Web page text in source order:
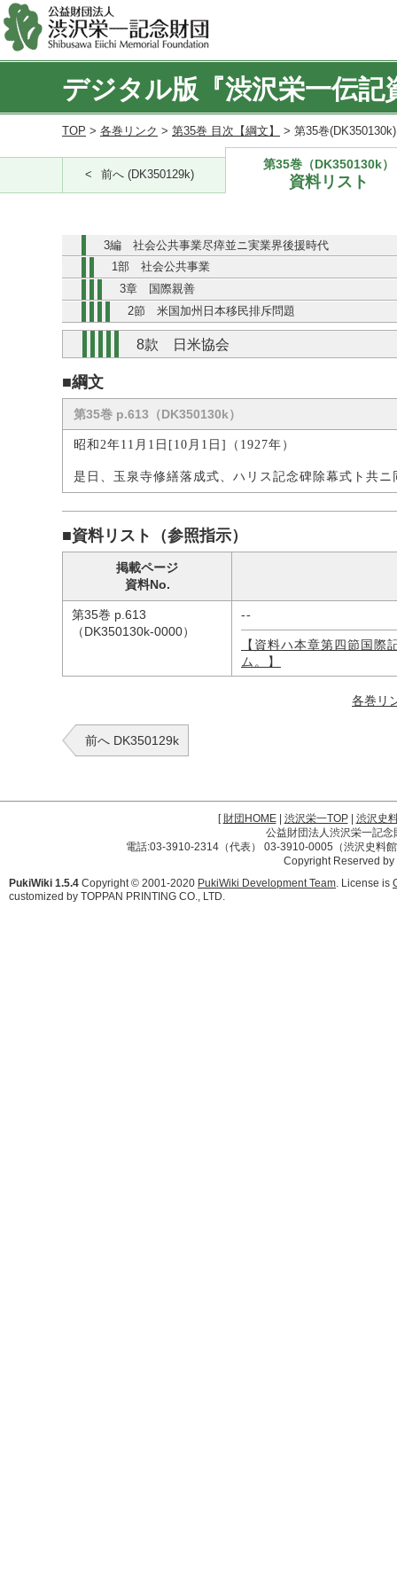
デジタル版『渋沢栄一伝記
TOP > 各巻リンク > 第35巻 目次【綱文】 > 第35巻
前へ (DK350129k)
第35巻（DK350130k）
資料リスト
3編 社会公共事業尽瘁並ニ実業界後援時代
1部 社会公共事業
3章 国際親善
2節 米国加州日本移民排斥問題
8款 日米協会
■綱文
第35巻 p.613（DK350130k）
昭和2年11月1日[10月1日]（1927年）
是日、玉泉寺修繕落成式、ハリス記念碑除幕式ト共
■資料リスト（参照指示）
掲載ページ
資料No.
第35巻 p.613
（DK350130k-0000）
--
【資料ハ本章第四節国
ム。】
各巻リ
前へ DK350129k
[財団HOME| 渋沢栄一TOP| 渋沢史
公益財団法人渋沢栄一記
電話:03-3910-2314（代表） 03-3910-0005（渋沢史料
Copyright Reserved
PukiWiki 1.5.4 Copyright © 2001-2020 PukiWiki Development Team. License is
customized by TOPPAN PRINTING CO., LTD.